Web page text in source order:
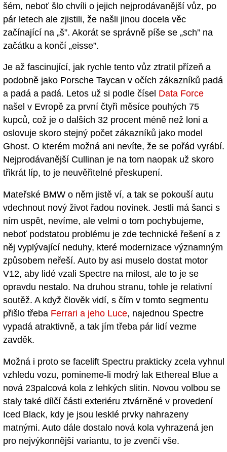
šém, neboť šlo chvíli o jejich nejprodávanější vůz, po
pár letech ale zjistili, že našli jinou docela věc
začínající na „š”. Akorát se správně píše se „sch” na
začátku a končí „eisse”.
Je až fascinující, jak rychle tento vůz ztratil přízeň a
podobně jako Porsche Taycan v očích zákazníků padá
a padá a padá. Letos už si podle čísel Data Force
našel v Evropě za první čtyři měsíce pouhých 75
kupců, což je o dalších 32 procent méně než loni a
oslovuje skoro stejný počet zákazníků jako model
Ghost. O kterém možná ani nevíte, že se pořád vyrábí.
Nejprodávanější Cullinan je na tom naopak už skoro
třikrát líp, to je neuvěřitelné přeskupení.
Mateřské BMW o něm jistě ví, a tak se pokouší autu
vdechnout nový život řadou novinek. Jestli má šanci s
ním uspět, nevíme, ale velmi o tom pochybujeme,
neboť podstatou problému je zde technické řešení a z
něj vyplývající neduhy, které modernizace významným
způsobem neřeší. Auto by asi muselo dostat motor
V12, aby lidé vzali Spectre na milost, ale to je se
opravdu nestalo. Na druhou stranu, tohle je relativní
soutěž. A když člověk vidí, s čím v tomto segmentu
přišlo třeba Ferrari a jeho Luce, najednou Spectre
vypadá atraktivně, a tak jím třeba pár lidí vezme
zavděk.
Možná i proto se facelift Spectru prakticky zcela vyhnul
vzhledu vozu, pomineme-li modrý lak Ethereal Blue a
nová 23palcová kola z lehkých slitin. Novou volbou se
staly také dílčí části exteriéru ztvárněné v provedení
Iced Black, kdy je jsou lesklé prvky nahrazeny
matnými. Auto dále dostalo nová kola vyhrazená jen
pro nejvýkonnější variantu, to je zvenčí vše.